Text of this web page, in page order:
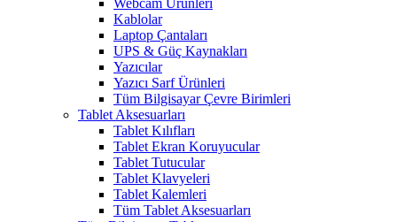
Webcam Ürünleri
Kablolar
Laptop Çantaları
UPS & Güç Kaynakları
Yazıcılar
Yazıcı Sarf Ürünleri
Tüm Bilgisayar Çevre Birimleri
Tablet Aksesuarları
Tablet Kılıfları
Tablet Ekran Koruyucular
Tablet Tutucular
Tablet Klavyeleri
Tablet Kalemleri
Tüm Tablet Aksesuarları